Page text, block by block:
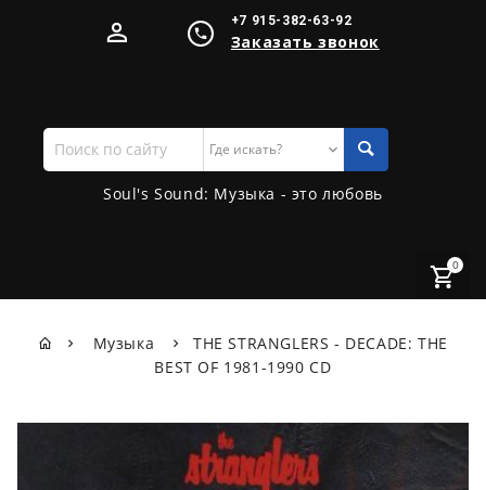
+7 915-382-63-92
Заказать звонок
Поиск
по
сайту
Soul's Sound: Музыка - это любовь
0
Музыка
THE STRANGLERS - DECADE: THE
BEST OF 1981-1990 CD